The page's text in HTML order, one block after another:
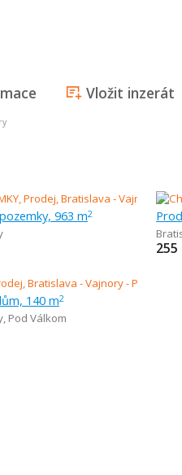
Vložit inzerát
963 m2
255
140 m2
, Pod Válkom